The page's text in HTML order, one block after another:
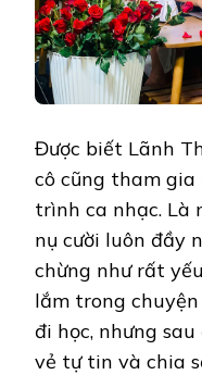
Được biết Lãnh
cô cũng tham gia
trình ca nhạc. Là
nụ cười luôn đầy
chừng như rất
lắm trong
đi học, nhưng
vẻ tự tin và chia